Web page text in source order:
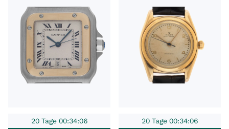
20 Tage 00:34:06 20 Tage 00:34:06